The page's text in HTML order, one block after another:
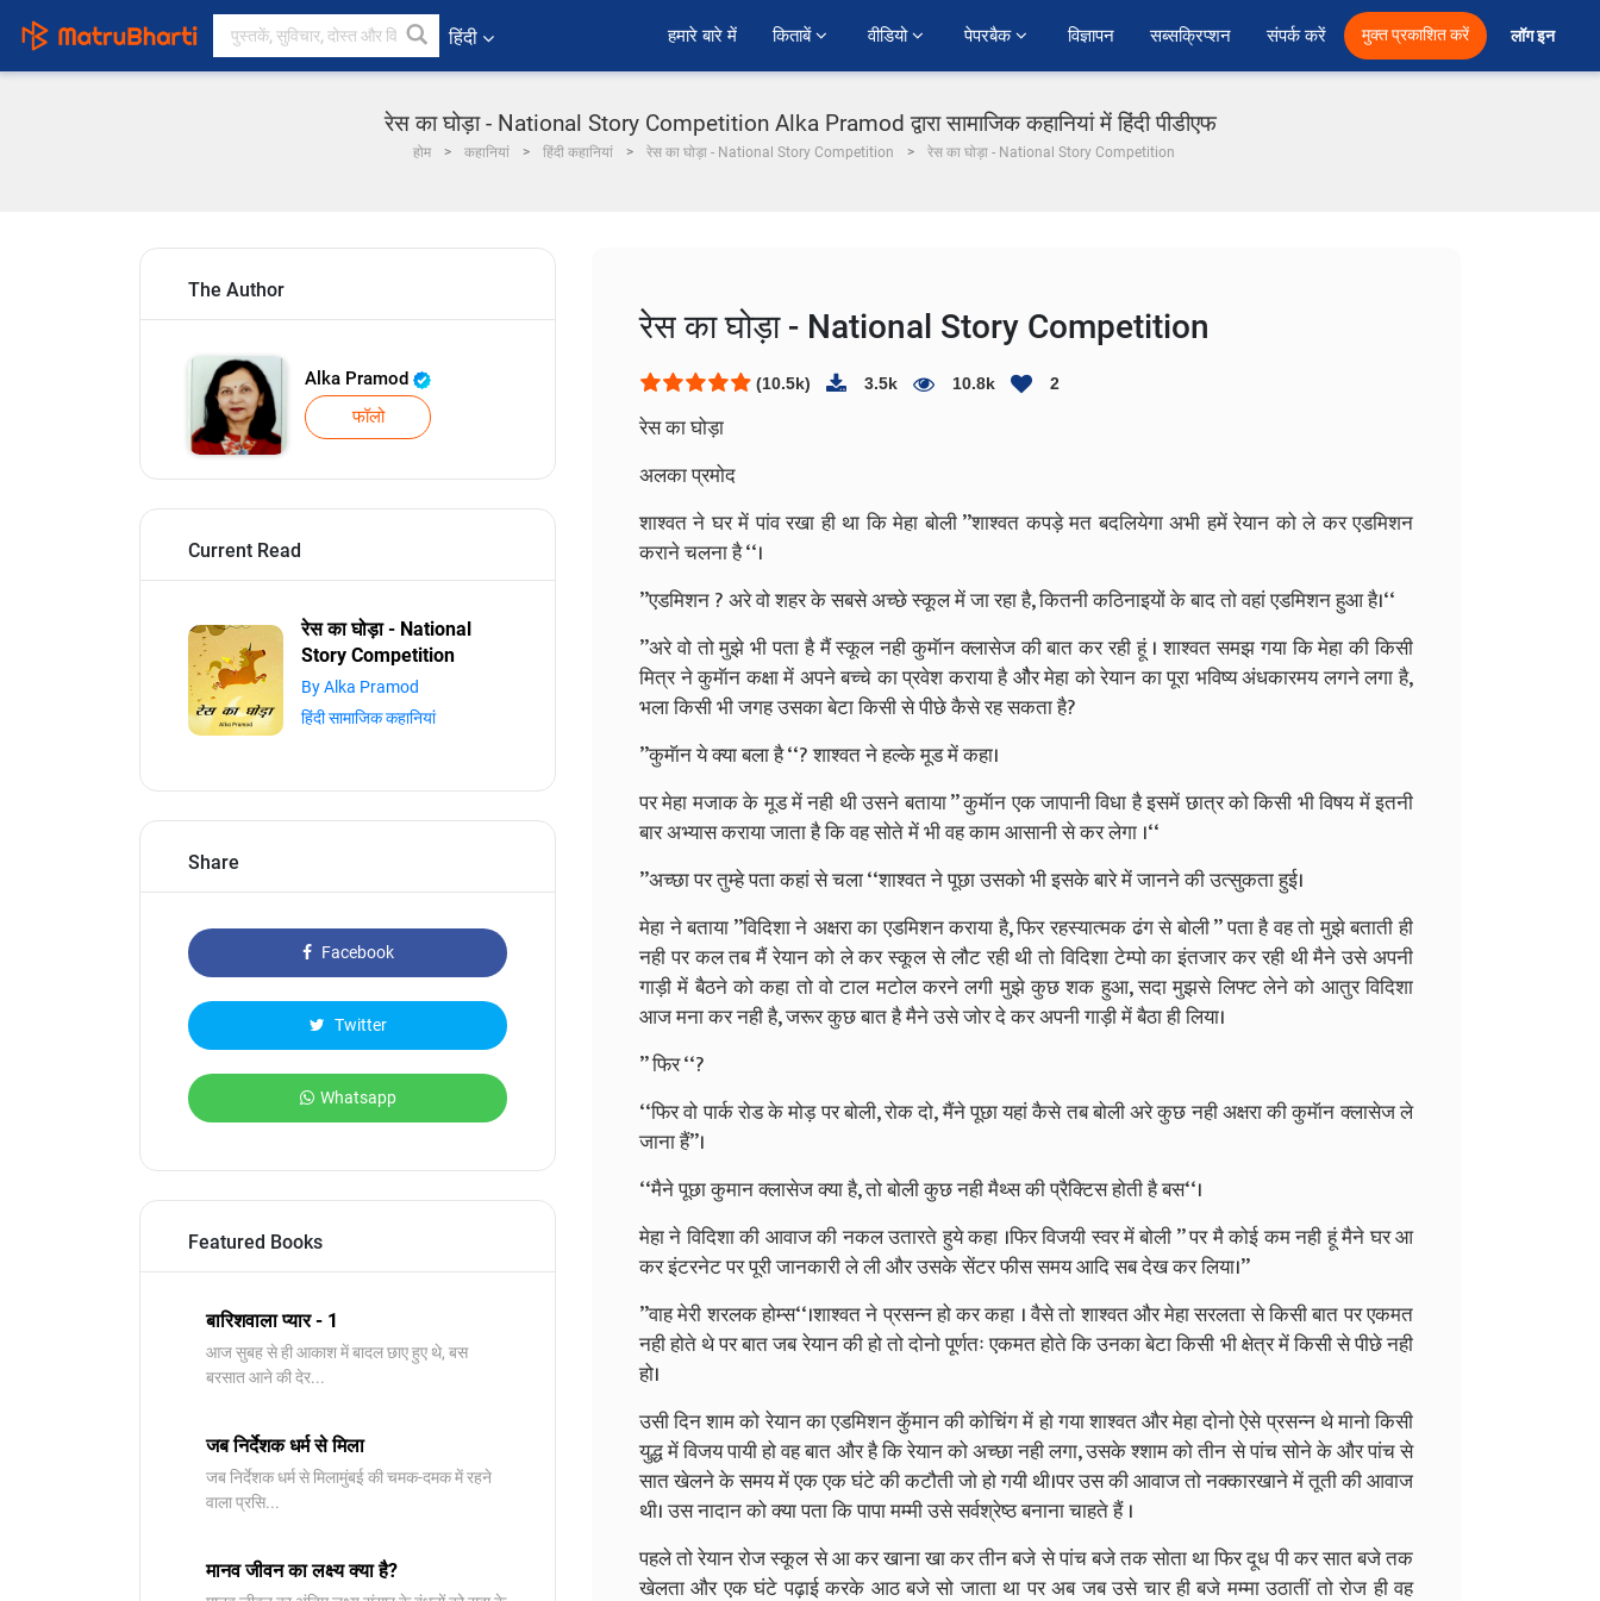
हिंदी हमारे बारे में किताबें वीडियो पेपरबैक विज्ञापन सब्सक्रिप्शन संपर्क करें मुक्त प्रकाशित करें लॉग इन
रेस का घोड़ा - National Story Competition Alka Pramod द्वारा सामाजिक कहानियां में हिंदी पीडीएफ
होम कहानियां हिंदी कहानियां रेस का घोड़ा - National Story Competition रेस का घोड़ा - National Story Competition
The Author
Alka Pramod
फॉलो
Current Read
रेस का घोड़ा - National
Story Competition
By Alka Pramod
हिंदी सामाजिक कहानियां
Share
Facebook
Twitter
Whatsapp
Featured Books
बारिशवाला प्यार - 1
आज सुबह से ही आकाश में बादल छाए हुए थे, बस
बरसात आने की देर...
जब निर्देशक धर्म से मिला
जब निर्देशक धर्म से मिलामुंबई की चमक-दमक में रहने
वाला प्रसि...
मानव जीवन का लक्ष्य क्या है?
रेस का घोड़ा - National Story Competition
(10.5k) 3.5k 10.8k 2
रेस का घोड़ा
अलका प्रमोद
शाश्वत ने घर में पांव रखा ही था कि मेहा बोली ’’शाश्वत कपड़े मत बदलियेगा अभी हमें रेयान को ले कर एडमिशन
कराने चलना है ‘‘।
’’एडमिशन ? अरे वो शहर के सबसे अच्छे स्कूल में जा रहा है, कितनी कठिनाइयों के बाद तो वहां एडमिशन हुआ है।‘‘
’’अरे वो तो मुझे भी पता है मैं स्कूल नही कुमॅान क्लासेज की बात कर रही हूं । शाश्वत समझ गया कि मेहा की किसी
मित्र ने कुमॅान कक्षा में अपने बच्चे का प्रवेश कराया है औैर मेहा को रेयान का पूरा भविष्य अंधकारमय लगने लगा है,
भला किसी भी जगह उसका बेटा किसी से पीछे कैसे रह सकता है?
’’कुमॅान ये क्या बला है ‘‘? शाश्वत ने हल्के मूड में कहा।
पर मेहा मजाक के मूड में नही थी उसने बताया ’’ कुमॅान एक जापानी विधा है इसमें छात्र को किसी भी विषय में इतनी
बार अभ्यास कराया जाता है कि वह सोते में भी वह काम आसानी से कर लेगा ।‘‘
’’अच्छा पर तुम्हे पता कहां से चला ‘‘शाश्वत ने पूछा उसको भी इसके बारे में जानने की उत्सुकता हुई।
मेहा ने बताया ’’विदिशा ने अक्षरा का एडमिशन कराया है, फिर रहस्यात्मक ढंग से बोली ’’ पता है वह तो मुझे बताती ही
नही पर कल तब मैं रेयान को ले कर स्कूल से लौट रही थी तो विदिशा टेम्पो का इंतजार कर रही थी मैने उसे अपनी
गाड़ी में बैठने को कहा तो वो टाल मटोल करने लगी मुझे कुछ शक हुआ, सदा मुझसे लिफ्ट लेने को आतुर विदिशा
आज मना कर नही है, जरूर कुछ बात है मैने उसे जोर दे कर अपनी गाड़ी में बैठा ही लिया।
’’ फिर ‘‘?
‘‘फिर वो पार्क रोड के मोड़ पर बोली, रोक दो, मैंने पूछा यहां कैसे तब बोली अरे कुछ नही अक्षरा की कुमॅान क्लासेज ले
जाना हैं’’।
‘‘मैने पूछा कुमान क्लासेज क्या है, तो बोली कुछ नही मैथ्स की प्रैक्टिस होती है बस‘‘।
मेहा ने विदिशा की आवाज की नकल उतारते हुये कहा ।फिर विजयी स्वर में बोली ’’ पर मै कोई कम नही हूं मैने घर आ
कर इंटरनेट पर पूरी जानकारी ले ली और उसके सेंटर फीस समय आदि सब देख कर लिया।’’
’’वाह मेरी शरलक होम्स‘‘।शाश्वत ने प्रसन्न हो कर कहा । वैसे तो शाश्वत और मेहा सरलता से किसी बात पर एकमत
नही होते थे पर बात जब रेयान की हो तो दोनो पूर्णतः एकमत होते कि उनका बेटा किसी भी क्षेत्र में किसी से पीछे नही
हो।
उसी दिन शाम को रेयान का एडमिशन कॅुमान की कोचिंग में हो गया शाश्वत और मेहा दोनो ऐसे प्रसन्न थे मानो किसी
युद्ध में विजय पायी हो वह बात और है कि रेयान को अच्छा नही लगा, उसके श्शाम को तीन से पांच सोने के और पांच से
सात खेलने के समय में एक एक घंटे की कटौती जो हो गयी थी।पर उस की आवाज तो नक्कारखाने में तूती की आवाज
थी। उस नादान को क्या पता कि पापा मम्मी उसे सर्वश्रेष्ठ बनाना चाहते हैं ।
पहले तो रेयान रोज स्कूल से आ कर खाना खा कर तीन बजे से पांच बजे तक सोता था फिर दूध पी कर सात बजे तक
खेलता और एक घंटे पढ़ाई करके आठ बजे सो जाता था पर अब जब उसे चार ही बजे मम्मा उठातीं तो रोज ही वह